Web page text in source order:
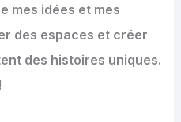
mes idées et mes
des espaces et créer
des histoires uniques.